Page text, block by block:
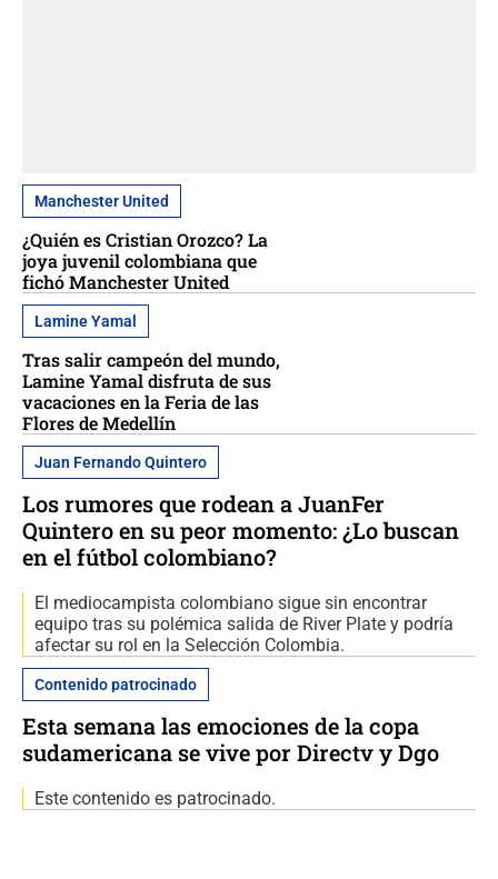
Manchester United
¿Quién es Cristian Orozco? La
joya juvenil colombiana que
fichó Manchester United
Lamine Yamal
Tras salir campeón del mundo,
Lamine Yamal disfruta de sus
vacaciones en la Feria de las
Flores de Medellín
Juan Fernando Quintero
Los rumores que rodean a JuanFer
Quintero en su peor momento: ¿Lo buscan
en el fútbol colombiano?
El mediocampista colombiano sigue sin encontrar
equipo tras su polémica salida de River Plate y podría
afectar su rol en la Selección Colombia.
Contenido patrocinado
Esta semana las emociones de la copa
sudamericana se vive por Directv y Dgo
Este contenido es patrocinado.